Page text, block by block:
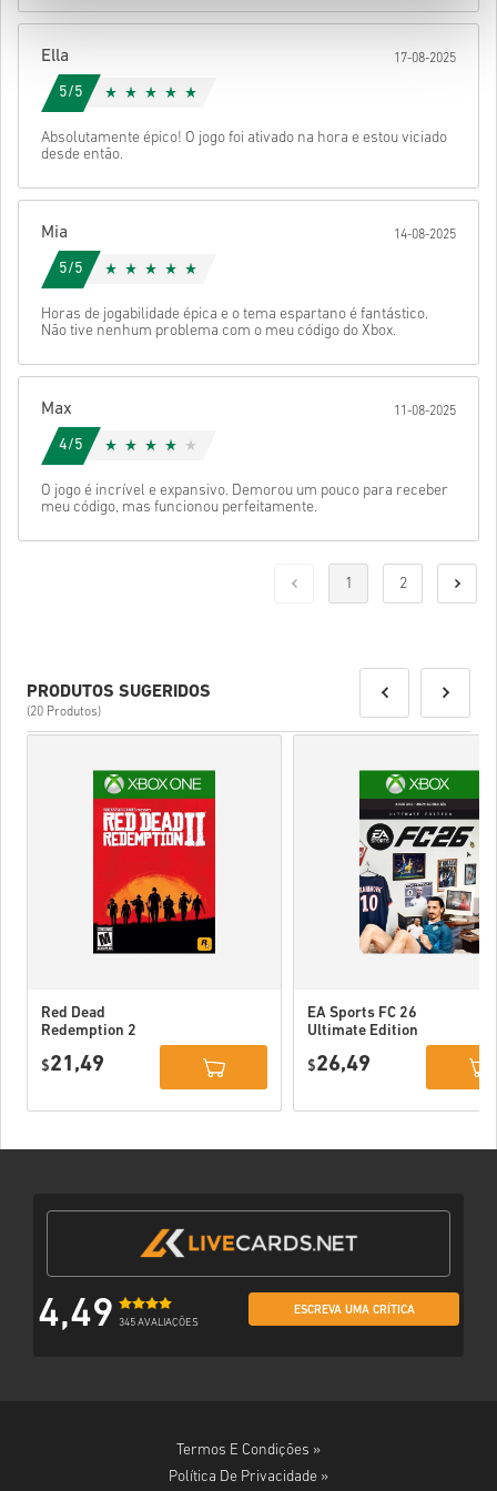
Depois disso, vais receber um e-mail com um link seguro para
Ella 17-08-2025
5/5
Absolutamente épico! O jogo foi ativado na hora e estou viciado
desde então.
Mia 14-08-2025
5/5
Horas de jogabilidade épica e o tema espartano é fantástico.
Não tive nenhum problema com o meu código do Xbox.
Max 11-08-2025
4/5
O jogo é incrível e expansivo. Demorou um pouco para receber
meu código, mas funcionou perfeitamente.
1 2
PRODUTOS SUGERIDOS
(20 Produtos)
Red Dead
Redemption 2
$21,49
EA Sports FC 26
Ultimate Edition
Series X|S
$26,49
4,49 345 AVALIAÇÕES
ESCREVA UMA CRÍTICA
Termos E Condições »
Política De Privacidade »